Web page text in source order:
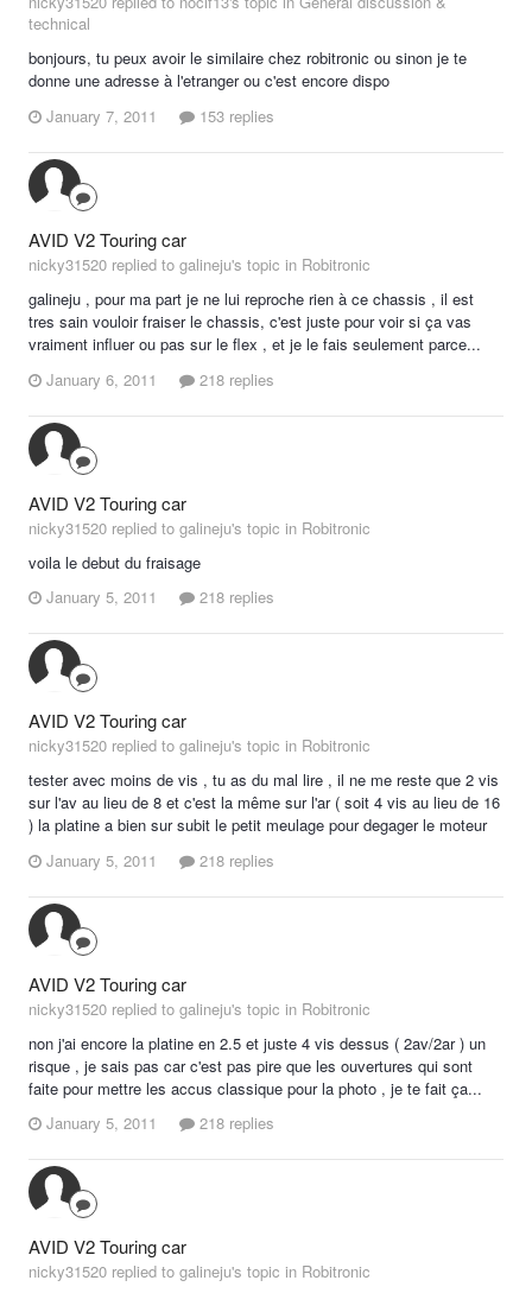
technical
bonjours, tu peux avoir le similaire chez robitronic ou sinon je te
donne une adresse à l'etranger ou c'est encore dispo
January 7, 2011
153 replies
AVID V2 Touring car
nicky31520 replied to galineju's topic in Robitronic
galineju , pour ma part je ne lui reproche rien à ce chassis , il est
tres sain vouloir fraiser le chassis, c'est juste pour voir si ça vas
vraiment influer ou pas sur le flex , et je le fais seulement parce...
January 6, 2011
218 replies
AVID V2 Touring car
nicky31520 replied to galineju's topic in Robitronic
voila le debut du fraisage
January 5, 2011
218 replies
AVID V2 Touring car
nicky31520 replied to galineju's topic in Robitronic
tester avec moins de vis , tu as du mal lire , il ne me reste que 2 vis
sur l'av au lieu de 8 et c'est la même sur l'ar ( soit 4 vis au lieu de 16
) la platine a bien sur subit le petit meulage pour degager le moteur
January 5, 2011
218 replies
AVID V2 Touring car
nicky31520 replied to galineju's topic in Robitronic
non j'ai encore la platine en 2.5 et juste 4 vis dessus ( 2av/2ar ) un
risque , je sais pas car c'est pas pire que les ouvertures qui sont
faite pour mettre les accus classique pour la photo , je te fait ça...
January 5, 2011
218 replies
AVID V2 Touring car
nicky31520 replied to galineju's topic in Robitronic